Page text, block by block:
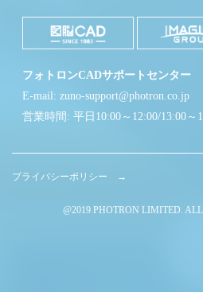
フォトロンCADサポートセンター
E-mail: zuno-support@photron.co.jp
営業時間: 平日10:00～12:00/13:00～
プライバシーポリシー →
@2019 PHOTRON LIMITED. ALL